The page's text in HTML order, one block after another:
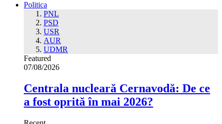
Politica
PNL
PSD
USR
AUR
UDMR
Featured
07/08/2026
Centrala nucleară Cernavodă: De ce
a fost oprită în mai 2026?